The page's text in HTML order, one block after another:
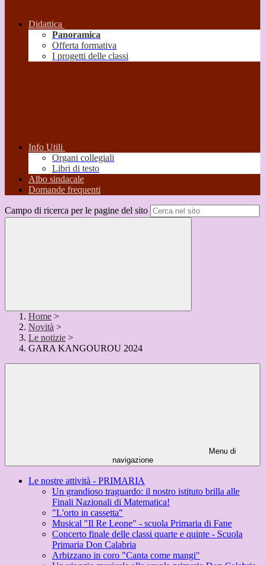
Didattica
Panoramica
Offerta formativa
I progetti delle classi
Info Utili
Organi collegiali
Libri di testo
Albo sindacale
Domande frequenti
Campo di ricerca per le pagine del sito
Home >
Novità >
Le notizie >
GARA KANGOUROU 2024
Menu di
navigazione
Le nostre attività - PRIMARIA
Un grandioso traguardo: il nostro istituto brilla alle
Finali Nazionali di Matematica!
"L'orto in cassetta"
Musical "Il Re Leone" - scuola Primaria di Fane
Concerto finale delle classi quarte e quinte - Scuola
Primaria Don Calabria
Arbizzano in coro "Canta come mangi"